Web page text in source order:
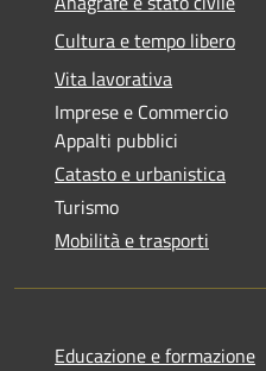
Cultura e tempo libero
Vita lavorativa
Imprese e Commercio
Appalti pubblici
Catasto e urbanistica
Turismo
Mobilità e trasporti
Educazione e formazione